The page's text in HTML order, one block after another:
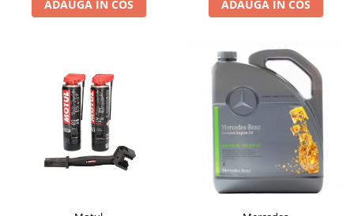
Lichid de frana
Filtru combustibil
Buson golire ulei
Filtru ulei moto
Filtru aer moto
Intretinere si curatare filtre moto
ADAUGA IN COS ADAUGA IN COS